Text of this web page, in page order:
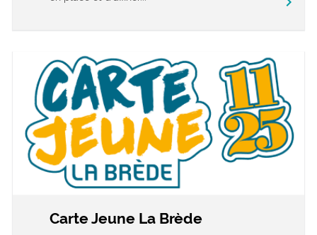
Carte Jeune La Brède